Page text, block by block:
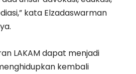
kata Elzadaswarman
LAKAM dapat menjadi
kembali